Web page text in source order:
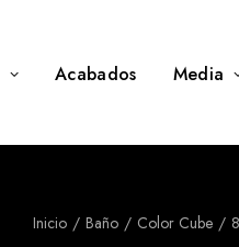
Acabados Media
Inicio Baño Color Cube